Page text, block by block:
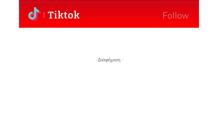
Tiktok Follow
- Διαφήμιση -